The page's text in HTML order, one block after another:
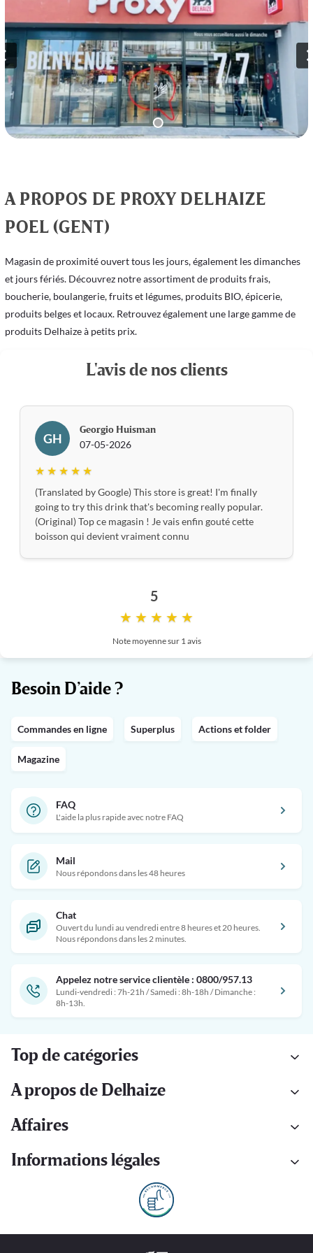
A PROPOS DE PROXY DELHAIZE
POEL (GENT)
Magasin de proximité ouvert tous les jours, également les dimanches
et jours fériés. Découvrez notre assortiment de produits frais,
boucherie, boulangerie, fruits et légumes, produits BIO, épicerie,
produits belges et locaux. Retrouvez également une large gamme de
produits Delhaize à petits prix.
L'avis de nos clients
GH
Georgio Huisman
07-05-2026
★ ★ ★ ★ ★
(Translated by Google) This store is great! I'm finally
going to try this drink that's becoming really popular.
(Original) Top ce magasin ! Je vais enfin gouté cette
boisson qui devient vraiment connu
5
★ ★ ★ ★ ★
Note moyenne sur 1 avis
Besoin D’aide ?
Commandes en ligne Superplus Actions et folder
Magazine
FAQ
L'aide la plus rapide avec notre FAQ
Mail
Nous répondons dans les 48 heures
Chat
Ouvert du lundi au vendredi entre 8 heures et 20 heures.
Nous répondons dans les 2 minutes.
Appelez notre service clientèle : 0800/957.13
Lundi-vendredi : 7h-21h / Samedi : 8h-18h / Dimanche :
8h-13h.
Top de catégories
A propos de Delhaize
Affaires
Informations légales